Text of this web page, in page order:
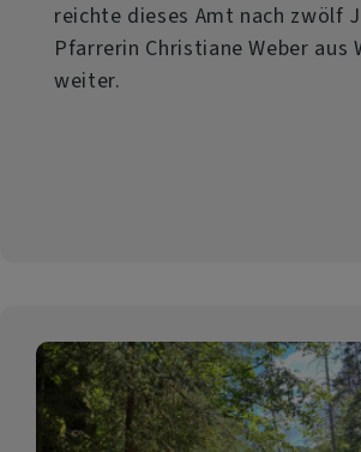
reichte dieses Amt nach zwölf
Pfarrerin Christiane Weber aus
weiter.